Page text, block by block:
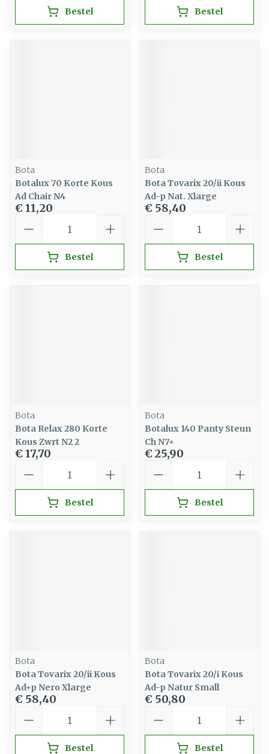
Bestel Bestel
Bota
Botalux 70 Korte Kous
Ad Chair N4
€ 11,20
Bestel
Bota
Bota Tovarix 20/ii Kous
Ad-p Nat. Xlarge
€ 58,40
Bestel
Bota
Bota Relax 280 Korte
Kous Zwrt N2 2
€ 17,70
Bestel
Bota
Botalux 140 Panty Steun
Ch N7+
€ 25,90
Bestel
Bota
Bota Tovarix 20/ii Kous
Ad+p Nero Xlarge
€ 58,40
Bestel
Bota
Bota Tovarix 20/i Kous
Ad-p Natur Small
€ 50,80
Bestel